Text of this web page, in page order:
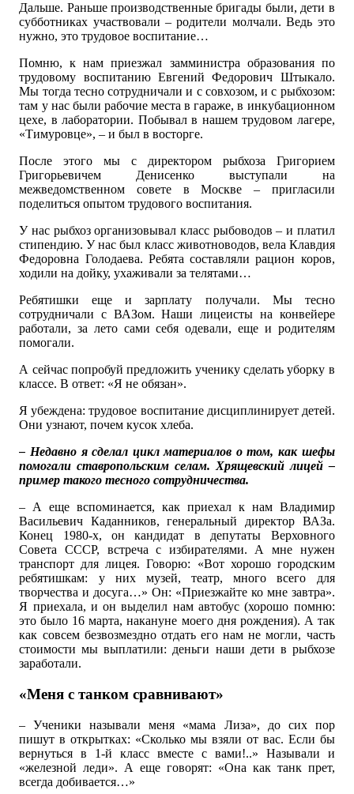
Дальше. Раньше производственные бригады были, дети в
субботниках участвовали – родители молчали. Ведь это
нужно, это трудовое воспитание…
Помню, к нам приезжал замминистра образования по
трудовому воспитанию Евгений Федорович Штыкало.
Мы тогда тесно сотрудничали и с совхозом, и с рыбхозом:
там у нас были рабочие места в гараже, в инкубационном
цехе, в лаборатории. Побывал в нашем трудовом лагере,
«Тимуровце», – и был в восторге.
После этого мы с директором рыбхоза Григорием
Григорьевичем Денисенко выступали на
межведомственном совете в Москве – пригласили
поделиться опытом трудового воспитания.
У нас рыбхоз организовывал класс рыбоводов – и платил
стипендию. У нас был класс животноводов, вела Клавдия
Федоровна Голодаева. Ребята составляли рацион коров,
ходили на дойку, ухаживали за телятами…
Ребятишки еще и зарплату получали. Мы тесно
сотрудничали с ВАЗом. Наши лицеисты на конвейере
работали, за лето сами себя одевали, еще и родителям
помогали.
А сейчас попробуй предложить ученику сделать уборку в
классе. В ответ: «Я не обязан».
Я убеждена: трудовое воспитание дисциплинирует детей.
Они узнают, почем кусок хлеба.
– Недавно я сделал цикл материалов о том, как шефы
помогали ставропольским селам. Хрящевский лицей –
пример такого тесного сотрудничества.
– А еще вспоминается, как приехал к нам Владимир
Васильевич Каданников, генеральный директор ВАЗа.
Конец 1980-х, он кандидат в депутаты Верховного
Совета СССР, встреча с избирателями. А мне нужен
транспорт для лицея. Говорю: «Вот хорошо городским
ребятишкам: у них музей, театр, много всего для
творчества и досуга…» Он: «Приезжайте ко мне завтра».
Я приехала, и он выделил нам автобус (хорошо помню:
это было 16 марта, накануне моего дня рождения). А так
как совсем безвозмездно отдать его нам не могли, часть
стоимости мы выплатили: деньги наши дети в рыбхозе
заработали.
«Меня с танком сравнивают»
– Ученики называли меня «мама Лиза», до сих пор
пишут в открытках: «Сколько мы взяли от вас. Если бы
вернуться в 1-й класс вместе с вами!..» Называли и
«железной леди». А еще говорят: «Она как танк прет,
всегда добивается…»